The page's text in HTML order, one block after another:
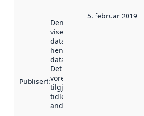
Publisert:
Denne datoen
viser når
datasettet vart
henta inn av
data.norge.no.
Det kan ha
vore
tilgjengeleg
tidlegare
andre stader.
5. februar 2019